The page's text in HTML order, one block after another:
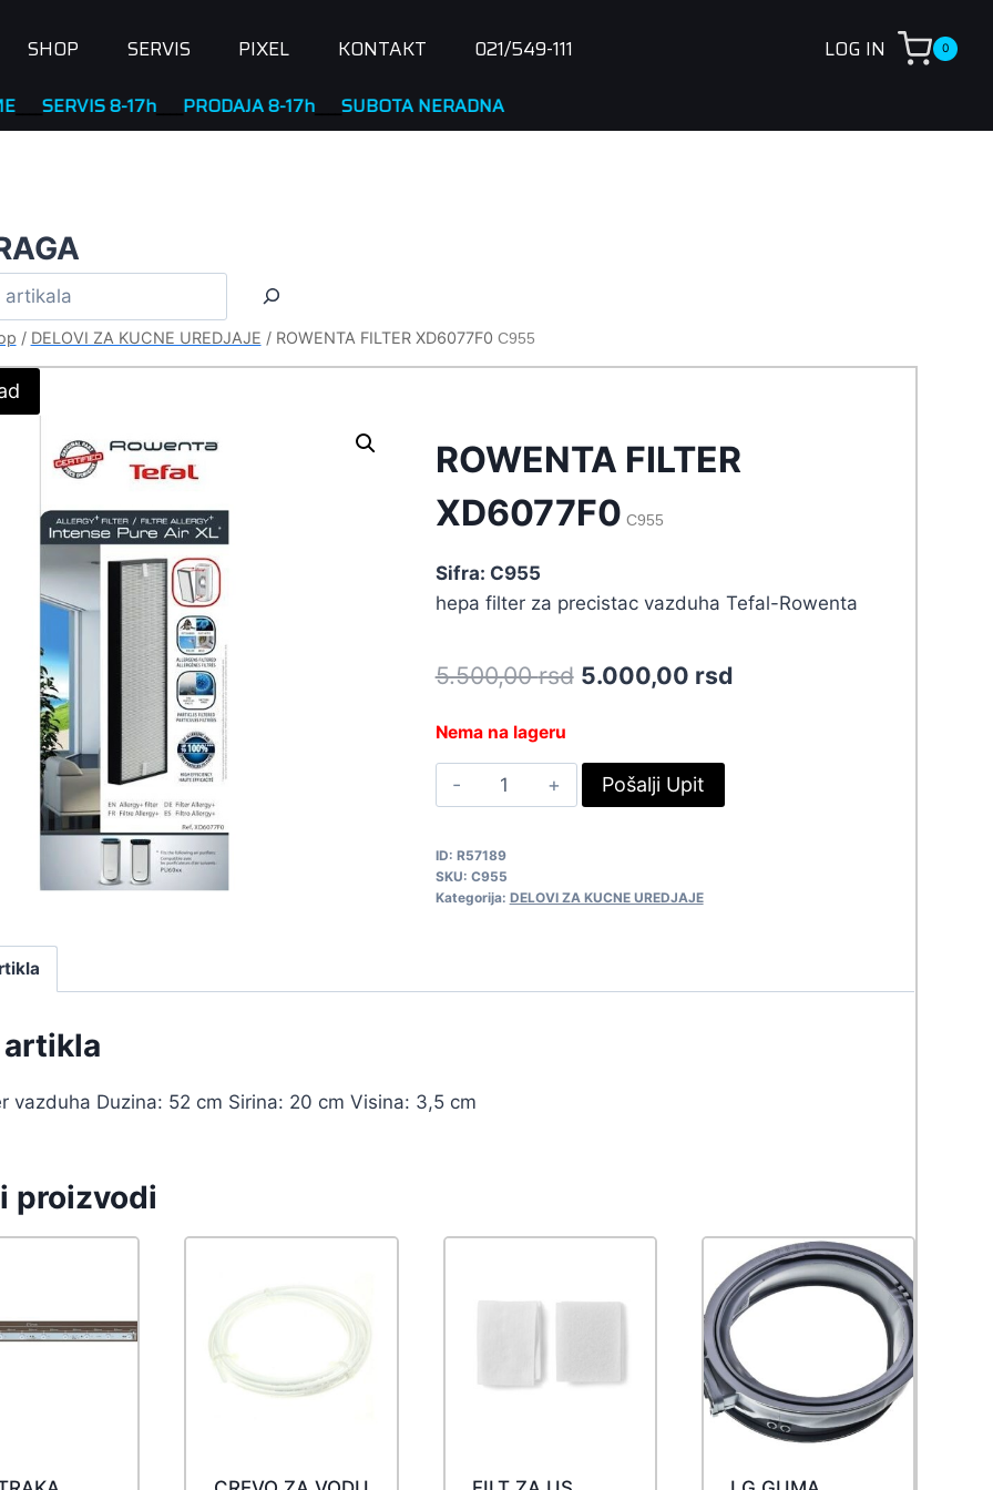
SHOP SERVIS PIXEL KONTAKT 021/549-111 LOG IN 0
8-17h____PRODAJA 8-17h____SUBOTA NERADNA
/ DELOVI ZA KUCNE UREDJAJE / ROWENTA FILTER XD6077F0 C955
ROWENTA FILTER
XD6077F0 C955
Sifra: C955
hepa filter za precistac vazduha Tefal-Rowenta
5.500,00rsd Original
5.500,00 rsd.
5.000,00 rsdCurrent
Nema na lageru
ROWENTA
FILTER
C955
quantity
Pošalji Upit
ID: R57189
SKU: C955
Kategorija: DELOVI ZA KUCNE UREDJAJE
vazduha Duzina: 52 cm Sirina: 20 cm Visina: 3,5 cm
proizvodi